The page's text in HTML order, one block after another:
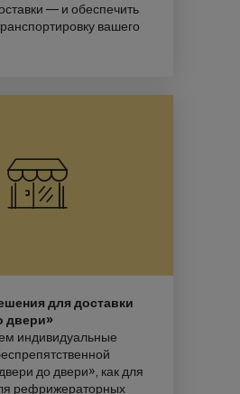
— и обеспечить
вашего
для доставки
двери»
индивидуальные
до двери», как для
рефрижераторных